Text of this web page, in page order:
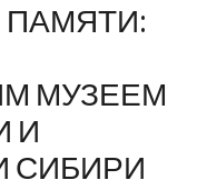
ПАМЯТИ:
МУЗЕЕМ
И
СИБИРИ